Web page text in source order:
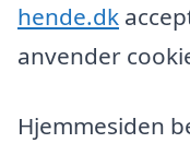
hende.dk
anvender
Hjemmesiden